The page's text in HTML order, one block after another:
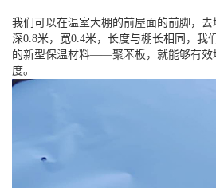
我们可以在温室大棚的前屋面的前脚，
深0.8米，宽0.4米，长度与棚长相同，我
的新型保温材料——聚苯板，就能够有效
度。